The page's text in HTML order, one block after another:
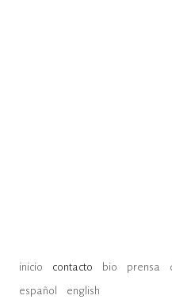
inicio contacto bio prensa
español
english